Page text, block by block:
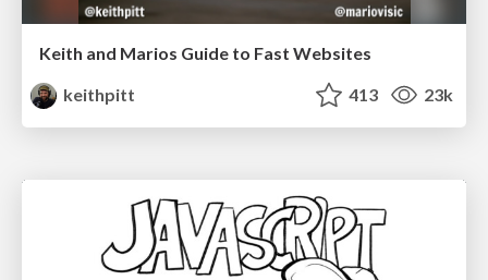
Keith and Marios Guide to Fast Websites
keithpitt
413 23k